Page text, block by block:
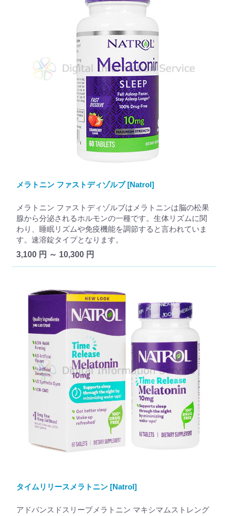
メラトニン ファストディゾルブ [Natrol]
メラトニン ファストディゾルブはメラトニンは脳の松果
腺から分泌されるホルモンの一種です。生体リズムに関
わり、睡眠リズムや免疫機能を調節すると言われていま
す。速溶錠タイプとなります。
3,100 円 ～ 10,300 円
タイムリリースメラトニン [Natrol]
アドバンスドスリープメラトニン マキシマムストレング